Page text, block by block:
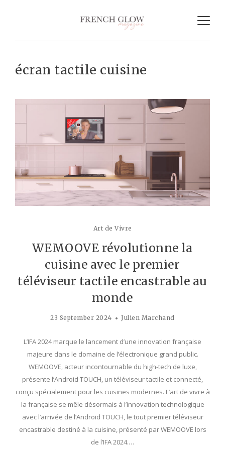
écran tactile cuisine
Art de Vivre
WEMOOVE révolutionne la
cuisine avec le premier
téléviseur tactile encastrable au
monde
23 September 2024 Julien Marchand
L’IFA 2024 marque le lancement d’une innovation française
majeure dans le domaine de l’électronique grand public.
WEMOOVE, acteur incontournable du high-tech de luxe,
présente l’Android TOUCH, un téléviseur tactile et connecté,
conçu spécialement pour les cuisines modernes. L’art de vivre à
la française se mêle désormais à l’innovation technologique
avec l’arrivée de l’Android TOUCH, le tout premier téléviseur
encastrable destiné à la cuisine, présenté par WEMOOVE lors
de l’IFA 2024.…